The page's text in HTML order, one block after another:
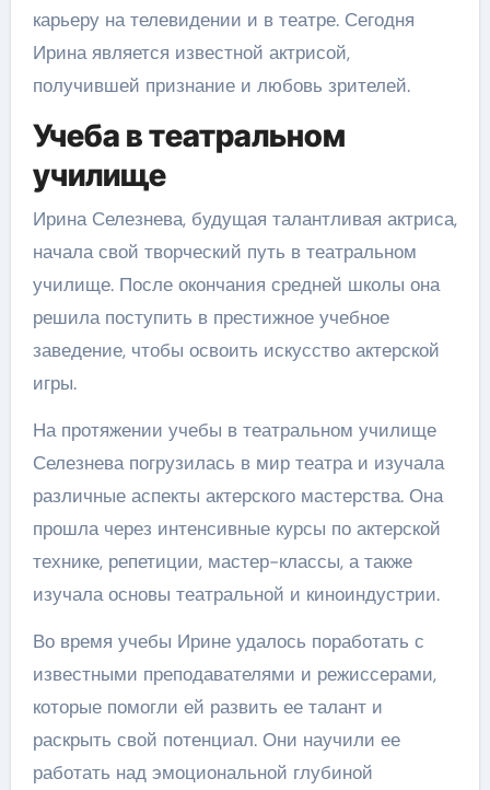
карьеру на телевидении и в театре. Сегодня
Ирина является известной актрисой,
получившей признание и любовь зрителей.
Учеба в театральном
училище
Ирина Селезнева, будущая талантливая актриса,
начала свой творческий путь в театральном
училище. После окончания средней школы она
решила поступить в престижное учебное
заведение, чтобы освоить искусство актерской
игры.
На протяжении учебы в театральном училище
Селезнева погрузилась в мир театра и изучала
различные аспекты актерского мастерства. Она
прошла через интенсивные курсы по актерской
технике, репетиции, мастер-классы, а также
изучала основы театральной и киноиндустрии.
Во время учебы Ирине удалось поработать с
известными преподавателями и режиссерами,
которые помогли ей развить ее талант и
раскрыть свой потенциал. Они научили ее
работать над эмоциональной глубиной